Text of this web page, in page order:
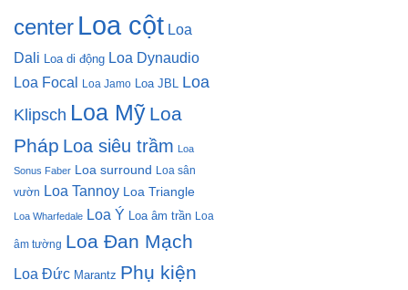
center Loa cột Loa
Dali Loa di động Loa Dynaudio
Loa Focal
Loa Jamo Loa JBL Loa
Klipsch Loa Mỹ Loa
Pháp Loa siêu trầm Loa
Sonus Faber Loa surround Loa sân
vườn Loa Tannoy Loa Triangle
Loa Wharfedale Loa Ý Loa âm trần Loa
âm tường Loa Đan Mạch
Loa Đức Marantz Phụ kiện